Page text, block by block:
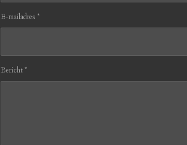
E-mailadres *
Bericht *